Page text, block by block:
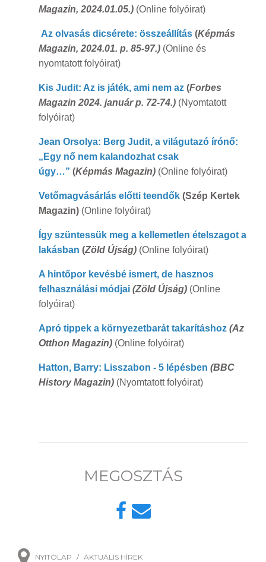
Magazin, 2024.01.05.) (Online folyóirat)
Az olvasás dicsérete: összeállítás (Képmás
Magazin, 2024.01. p. 85-97.) (Online és
nyomtatott folyóirat)
Kis Judit: Az is játék, ami nem az(Forbes
Magazin 2024. január p. 72-74.) (Nyomtatott
folyóirat)
Jean Orsolya: Berg Judit, a világutazó írónő:
„Egy nő nem kalandozhat csak
úgy…” (Képmás Magazin) (Online folyóirat)
Vetőmagvásárlás előtti teendők(Szép Kertek
Magazin) (Online folyóirat)
Így szüntessük meg a kellemetlen ételszagot a
lakásban (Zöld Újság) (Online folyóirat)
A hintőpor kevésbé ismert, de hasznos
felhasználási módjai (Zöld Újság) (Online
folyóirat)
Apró tippek a környezetbarát takarításhoz (Az
Otthon Magazin) (Online folyóirat)
Hatton, Barry: Lisszabon - 5 lépésben (BBC
History Magazin) (Nyomtatott folyóirat)
MEGOSZTÁS
NYITÓLAP
AKTUÁLIS HÍREK